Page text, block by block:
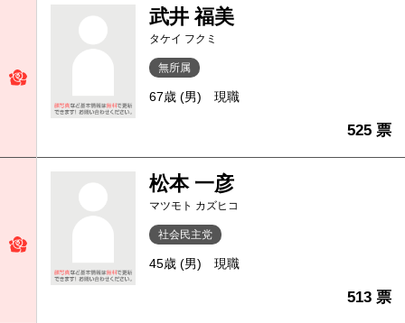
武井 福美
タケイ フクミ
無所属
67歳 (男) 現職
525 票
松本 一彦
マツモト カズヒコ
社会民主党
45歳 (男) 現職
513 票